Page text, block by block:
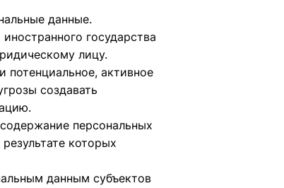
данные.
государства
лицу.
потенциальное, активное
создавать
персональных
которых
данным субъектов